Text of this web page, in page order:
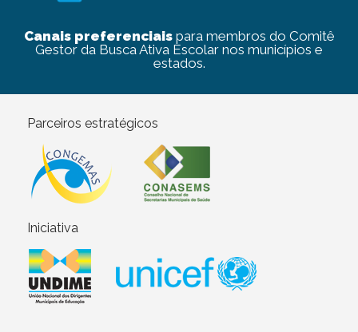
Canais preferenciaispara membros do Comitê
Gestor da Busca Ativa Escolar nos municípios e
estados.
Parceiros estratégicos
Iniciativa